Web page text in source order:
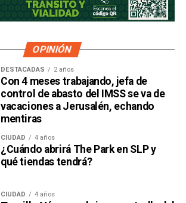
OPINIÓN
DESTACADAS 2 años
Con 4 meses trabajando, jefa de
control de abasto del IMSS se va de
vacaciones a Jerusalén, echando
mentiras
CIUDAD 4 años
¿Cuándo abrirá The Park en SLP y
qué tiendas tendrá?
CIUDAD 4 años